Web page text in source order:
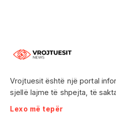
Vrojtuesit është një portal
sjellë lajme të shpejta, të
treguar realitetin pa çensurë.
ngjarjet e aktualitetit,
Lexo më tepër